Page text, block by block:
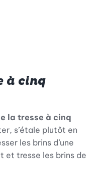
à cinq
la tresse à cinq
s’étale plutôt en
les brins d’une
et tresse les brins de